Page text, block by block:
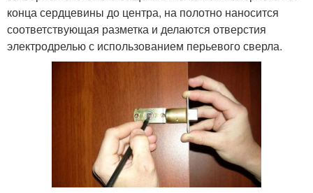
конца сердцевины до центра, на полотно наносится
соответствующая разметка и делаются отверстия
электродрелью с использованием перьевого сверла.